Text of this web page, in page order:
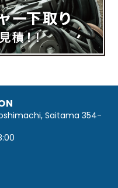
Saitama 354-